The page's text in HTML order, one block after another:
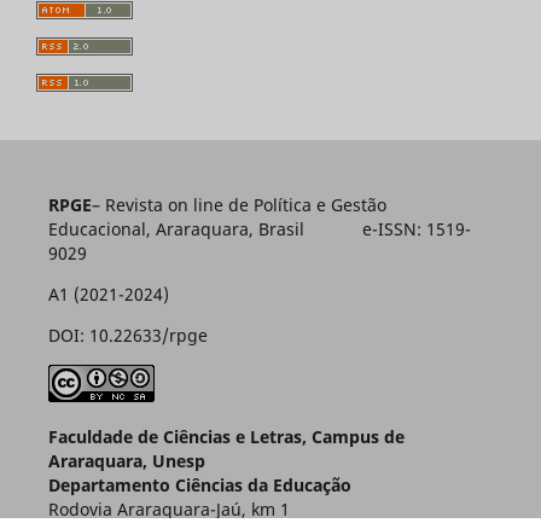
RPGE– Revista on line de Política e Gestão
Educacional, Araraquara, Brasil e-ISSN: 1519-
9029
A1 (2021-2024)
DOI: 10.22633/rpge
Faculdade de Ciências e Letras, Campus de
Araraquara, Unesp
Departamento Ciências da Educação
Rodovia Araraquara-Jaú, km 1